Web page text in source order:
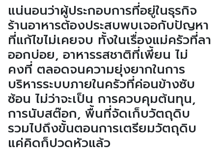
แน่นอนว่าผู้ประกอบการที่อยู่ในธุรกิจ
ร้านอาหารต้องประสบพบเจอกับปัญหา
ที่แก้ไขไม่เคยจบ ทั้งในเรื่องแม่ครัวที่ลา
ออกบ่อย, อาหารรสชาติที่เพี้ยน ไม่
คงที่ ตลอดจนความยุ่งยากในการ
บริหารระบบภายในครัวที่ค่อนข้างซับ
ซ้อน ไม่ว่าจะเป็น การควบคุมต้นทุน,
การนับสต๊อก, พื้นที่จัดเก็บวัตถุดิบ
รวมไปถึงขั้นตอนการเตรียมวัตถุดิบ
แค่คิดก็ปวดหัวแล้ว